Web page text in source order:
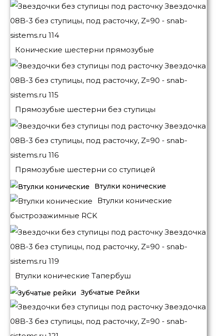
Конические шестерни прямозубые
Прямозубые шестерни без ступицы
Прямозубые шестерни со ступицей
Втулки конические
Втулки конические
быстрозажимные RCK
Втулки конические Тапербуш
Зубчатые Рейки